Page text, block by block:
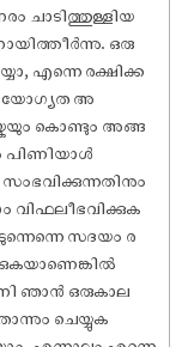
ചാടിത്തുള്ളിയ
ഒരു
എന്നെ രക്ഷിക്ക
യോഗ്യത അ
കൊണ്ടും അങ്ങ
പിണിയാൾ
വിഫലീഭവിക്കുക
സദയം ര
ഞാൻ ഒരുകാല
ചെയ്യുക